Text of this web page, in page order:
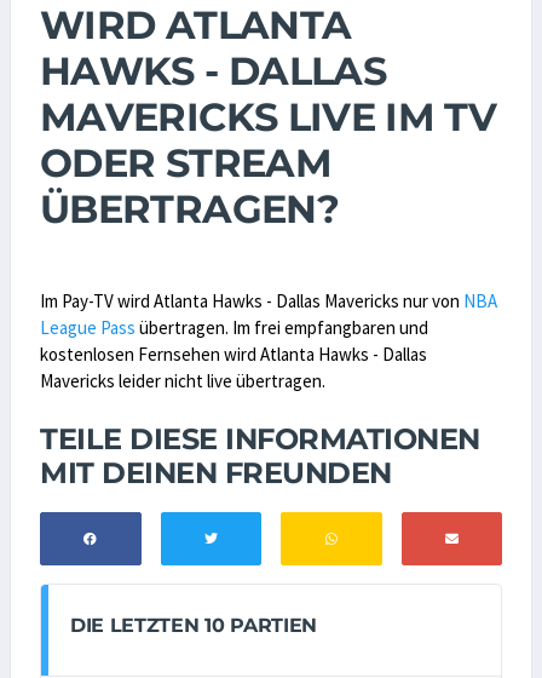
WIRD ATLANTA
HAWKS - DALLAS
MAVERICKS LIVE IM TV
ODER STREAM
ÜBERTRAGEN?
Im Pay-TV wird Atlanta Hawks - Dallas Mavericks nur von NBA
League Pass übertragen. Im frei empfangbaren und
kostenlosen Fernsehen wird Atlanta Hawks - Dallas
Mavericks leider nicht live übertragen.
TEILE DIESE INFORMATIONEN
MIT DEINEN FREUNDEN
DIE LETZTEN 10 PARTIEN